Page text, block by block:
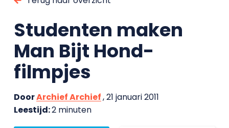
Studenten maken
Man Bijt Hond-
filmpjes
DoorArchief Archief, 21 januari 2011
Leestijd:2 minuten